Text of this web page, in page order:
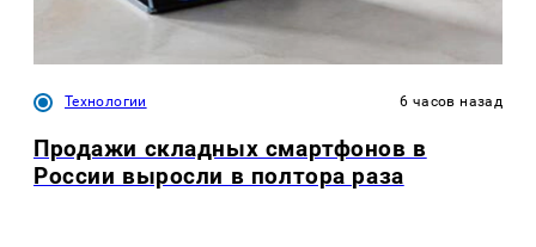
Технологии 6 часов назад
Продажи складных смартфонов в
России выросли в полтора раза